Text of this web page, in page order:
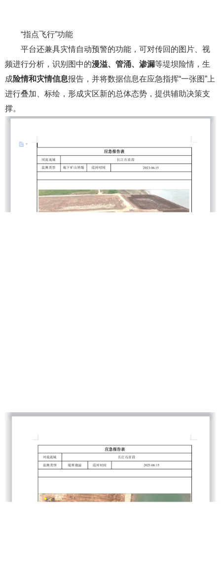
“指点飞行”功能
平台还兼具灾情自动预警的功能，可对传回的图片、视
频进行分析，识别图中的漫溢、管涌、渗漏等堤坝险情，生
成险情和灾情信息报告，并将数据信息在应急指挥“一张图”上
进行叠加、标绘，形成灾区新的总体态势，提供辅助决策支
撑。